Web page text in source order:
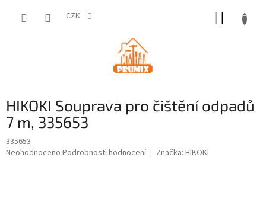
CZK
HIKOKI Souprava pro čištění odpadů
7 m, 335653
335653
Průměrné
Neohodnoceno Podrobnosti hodnocení Značka: HIKOKI